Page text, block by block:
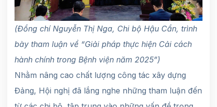
(Đồng chí Nguyễn Thị Nga, Chi bộ Hậu Cần, trình
bày tham luận về “Giải pháp thực hiện Cải cách
hành chính trong Bệnh viện năm 2025”)
Nhằm nâng cao chất lượng công tác xây dựng
Đảng, Hội nghị đã lắng nghe những tham luận đến